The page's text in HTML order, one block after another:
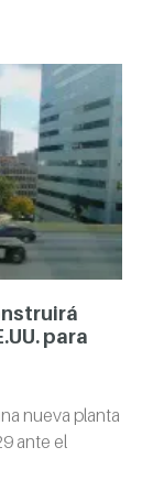
para
nueva planta
ante el